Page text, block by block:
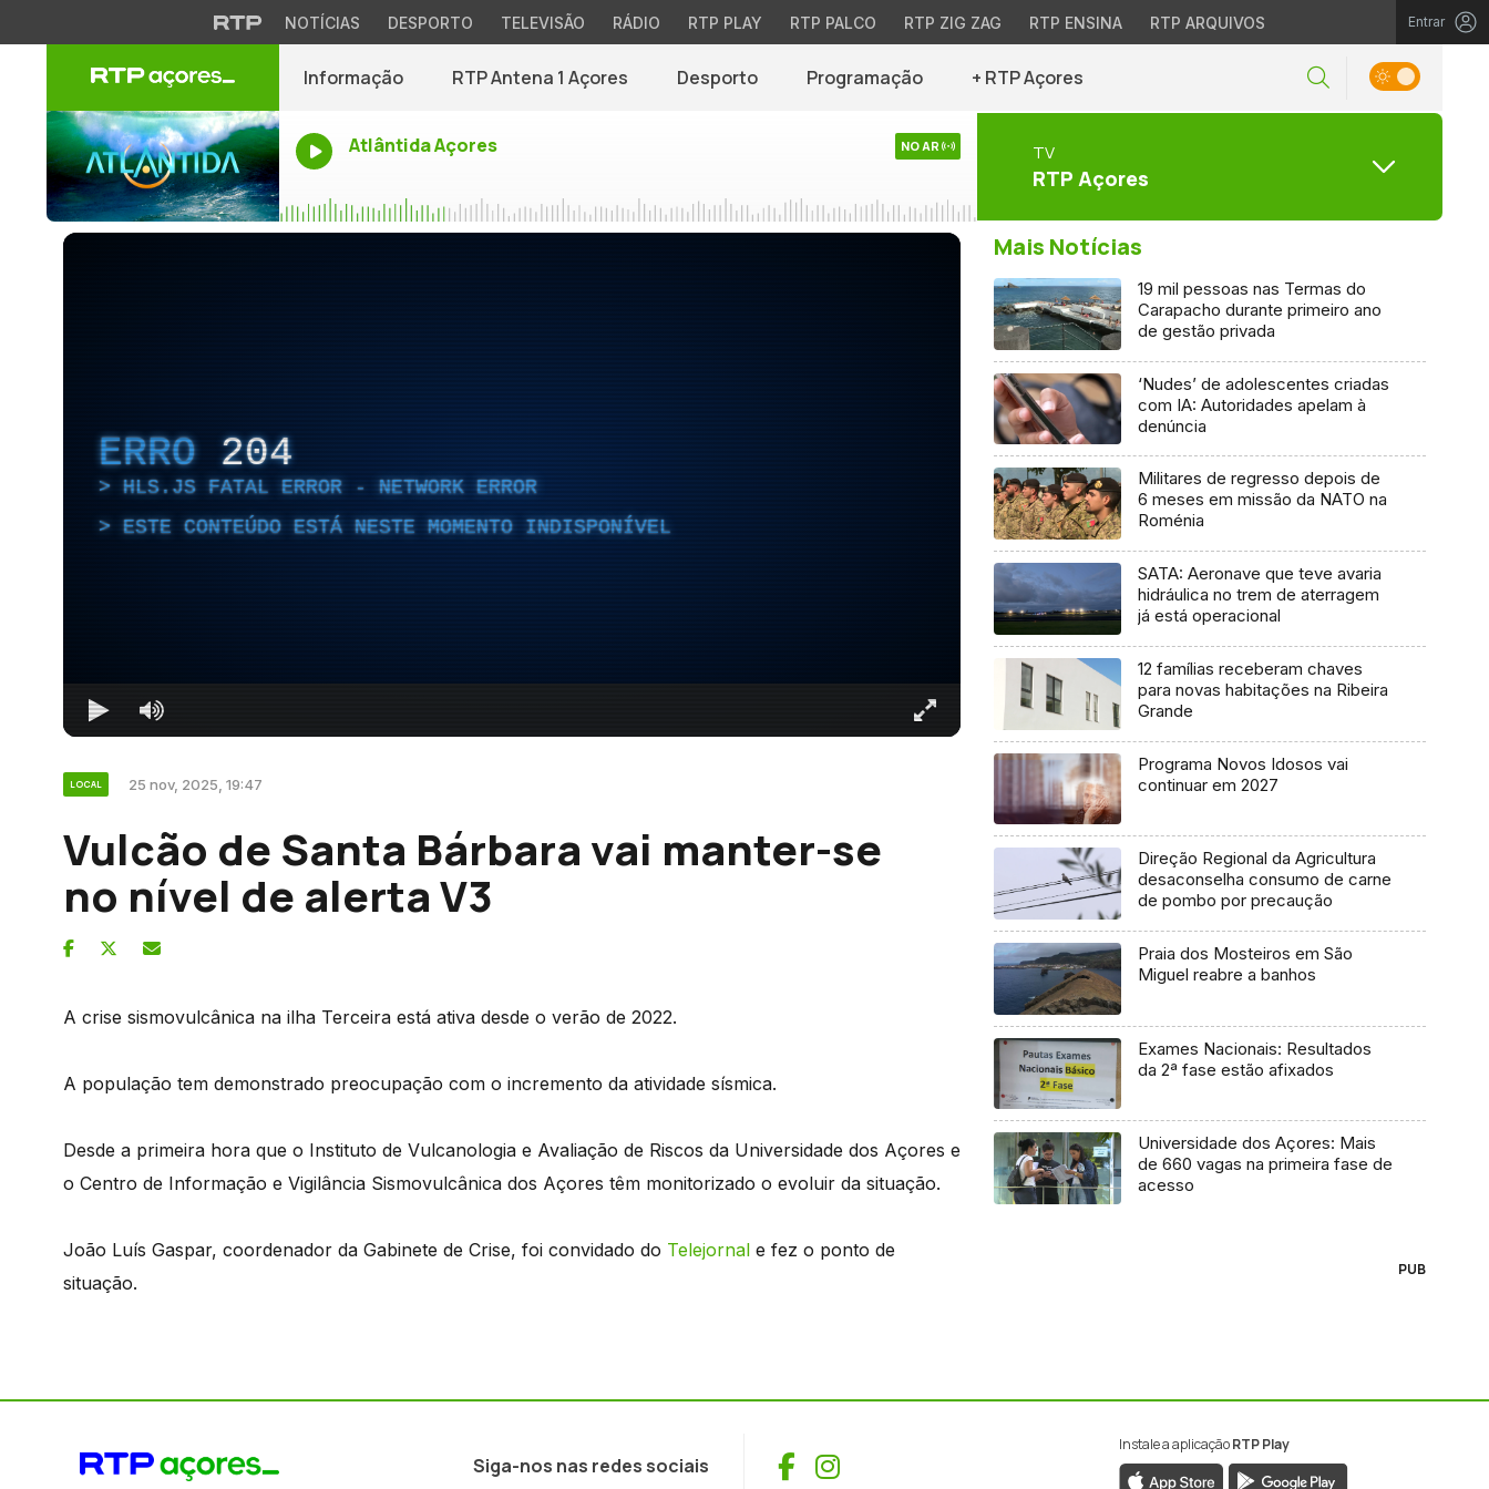
NOTÍCIAS DESPORTO TELEVISÃO RÁDIO RTP PLAY RTP PALCO RTP ZIG ZAG RTP ENSINA RTP ARQUIVOS Entrar
Informação RTP Antena 1 Açores Desporto Programação + RTP Açores
Atlântida Açores NO AR TV
RTP Açores
ERRO 204
HLS.JS FATAL ERROR - NETWORK ERROR
ESTE CONTEÚDO ESTÁ NESTE MOMENTO INDISPONÍVEL
LOCAL 25 nov, 2025, 19:47
Vulcão de Santa Bárbara vai manter-se
no nível de alerta V3
A crise sismovulcânica na ilha Terceira está ativa desde o verão de 2022.
A população tem demonstrado preocupação com o incremento da atividade sísmica.
Desde a primeira hora que o Instituto de Vulcanologia e Avaliação de Riscos da Universidade dos Açores e
o Centro de Informação e Vigilância Sismovulcânica dos Açores têm monitorizado o evoluir da situação.
João Luís Gaspar, coordenador da Gabinete de Crise, foi convidado do Telejornal e fez o ponto de
situação.
Mais Notícias
19 mil pessoas nas Termas do
Carapacho durante primeiro ano
de gestão privada
‘Nudes’ de adolescentes criadas
com IA: Autoridades apelam à
denúncia
Militares de regresso depois de
6 meses em missão da NATO na
Roménia
SATA: Aeronave que teve avaria
hidráulica no trem de aterragem
já está operacional
12 famílias receberam chaves
para novas habitações na Ribeira
Grande
Programa Novos Idosos vai
continuar em 2027
Direção Regional da Agricultura
desaconselha consumo de carne
de pombo por precaução
Praia dos Mosteiros em São
Miguel reabre a banhos
Exames Nacionais: Resultados
da 2ª fase estão afixados
Universidade dos Açores: Mais
de 660 vagas na primeira fase de
acesso
PUB
Siga-nos nas redes sociais Facebook
Instagram
Instale a aplicaçãoRTP Play